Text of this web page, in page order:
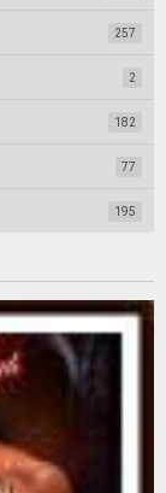
257
2
182
77
195